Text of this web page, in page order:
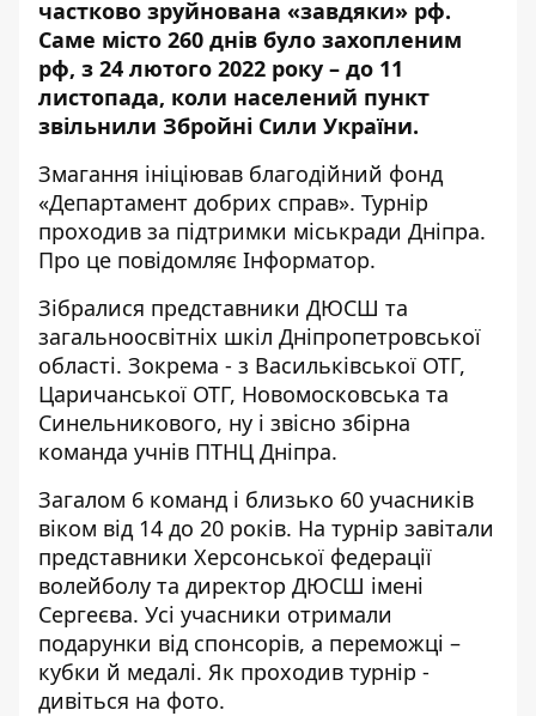
частково зруйнована «завдяки» рф.
Саме місто 260 днів було захопленим
рф, з 24 лютого 2022 року – до 11
листопада, коли населений пункт
звільнили Збройні Сили України.
Змагання ініціював благодійний фонд
«Департамент добрих справ». Турнір
проходив за підтримки міськради Дніпра.
Про це повідомляє Інформатор.
Зібралися представники ДЮСШ та
загальноосвітніх шкіл Дніпропетровської
області. Зокрема - з Васильківської ОТГ,
Царичанської ОТГ, Новомосковська та
Синельникового, ну і звісно збірна
команда учнів ПТНЦ Дніпра.
Загалом 6 команд і близько 60 учасників
віком від 14 до 20 років. На турнір завітали
представники Херсонської федерації
волейболу та директор ДЮСШ імені
Сергеєва. Усі учасники отримали
подарунки від спонсорів, а переможці –
кубки й медалі. Як проходив турнір -
дивіться на фото.